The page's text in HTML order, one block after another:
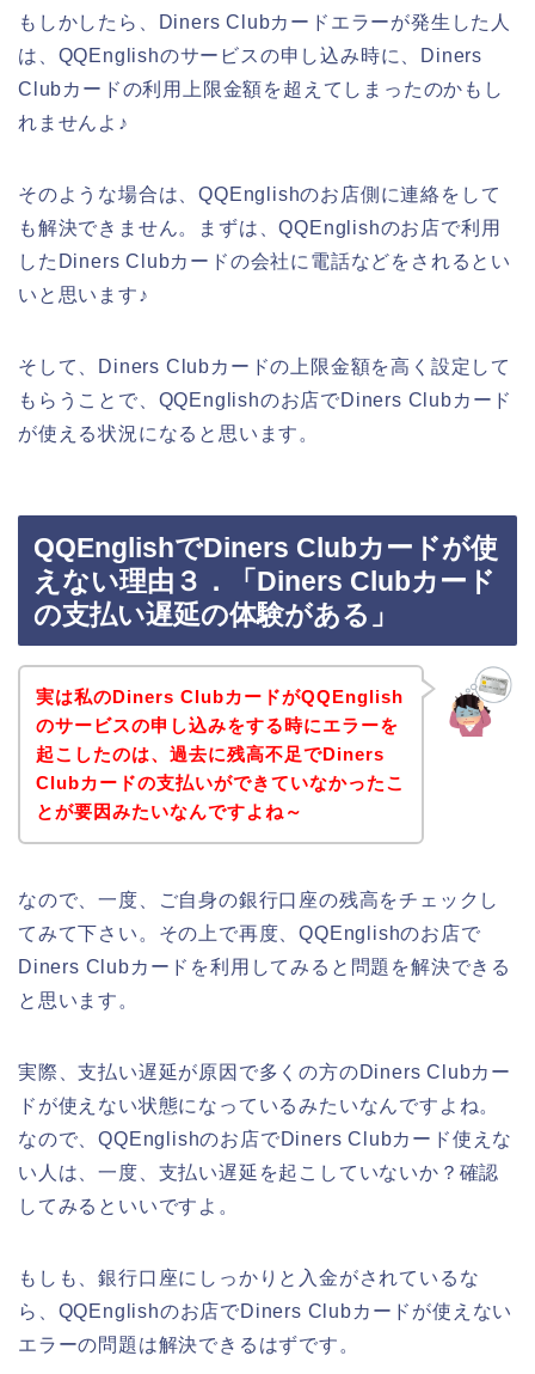
もしかしたら、Diners Clubカードエラーが発生した人
は、QQEnglishのサービスの申し込み時に、Diners
Clubカードの利用上限金額を超えてしまったのかもし
れませんよ♪
そのような場合は、QQEnglishのお店側に連絡をして
も解決できません。まずは、QQEnglishのお店で利用
したDiners Clubカードの会社に電話などをされるとい
いと思います♪
そして、Diners Clubカードの上限金額を高く設定して
もらうことで、QQEnglishのお店でDiners Clubカード
が使える状況になると思います。
QQEnglishでDiners Clubカードが使
えない理由３．「Diners Clubカード
の支払い遅延の体験がある」
実は私のDiners ClubカードがQQEnglish
のサービスの申し込みをする時にエラーを
起こしたのは、過去に残高不足でDiners
Clubカードの支払いができていなかったこ
とが要因みたいなんですよね～
なので、一度、ご自身の銀行口座の残高をチェックし
てみて下さい。その上で再度、QQEnglishのお店で
Diners Clubカードを利用してみると問題を解決できる
と思います。
実際、支払い遅延が原因で多くの方のDiners Clubカー
ドが使えない状態になっているみたいなんですよね。
なので、QQEnglishのお店でDiners Clubカード使えな
い人は、一度、支払い遅延を起こしていないか？確認
してみるといいですよ。
もしも、銀行口座にしっかりと入金がされているな
ら、QQEnglishのお店でDiners Clubカードが使えない
エラーの問題は解決できるはずです。